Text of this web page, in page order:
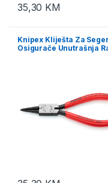
35,30 KM
Knipex Kliješta Za Seger
Osigurače Unutrašnja